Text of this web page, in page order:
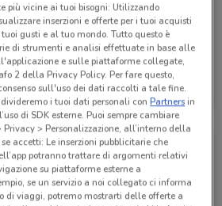
285 m
più vicine ai tuoi bisogni: Utilizzando
inserzioni e offerte per i tuoi acquisti
gusti e al tuo mondo. Tutto questo è
di strumenti e analisi effettuate in base alle
e sulle piattaforme collegate,
2 della Privacy Policy. Per fare questo,
sull'uso dei dati raccolti a tale fine.
i tuoi dati personali conPartnersin
di SDK esterne. Puoi sempre cambiare
> Personalizzazione, all’interno della
accetti: Le inserzioni pubblicitarie che
potranno trattare di argomenti relativi
su piattaforme esterne a
se un servizio a noi collegato ci informa
di viaggi, potremo mostrarti delle offerte a